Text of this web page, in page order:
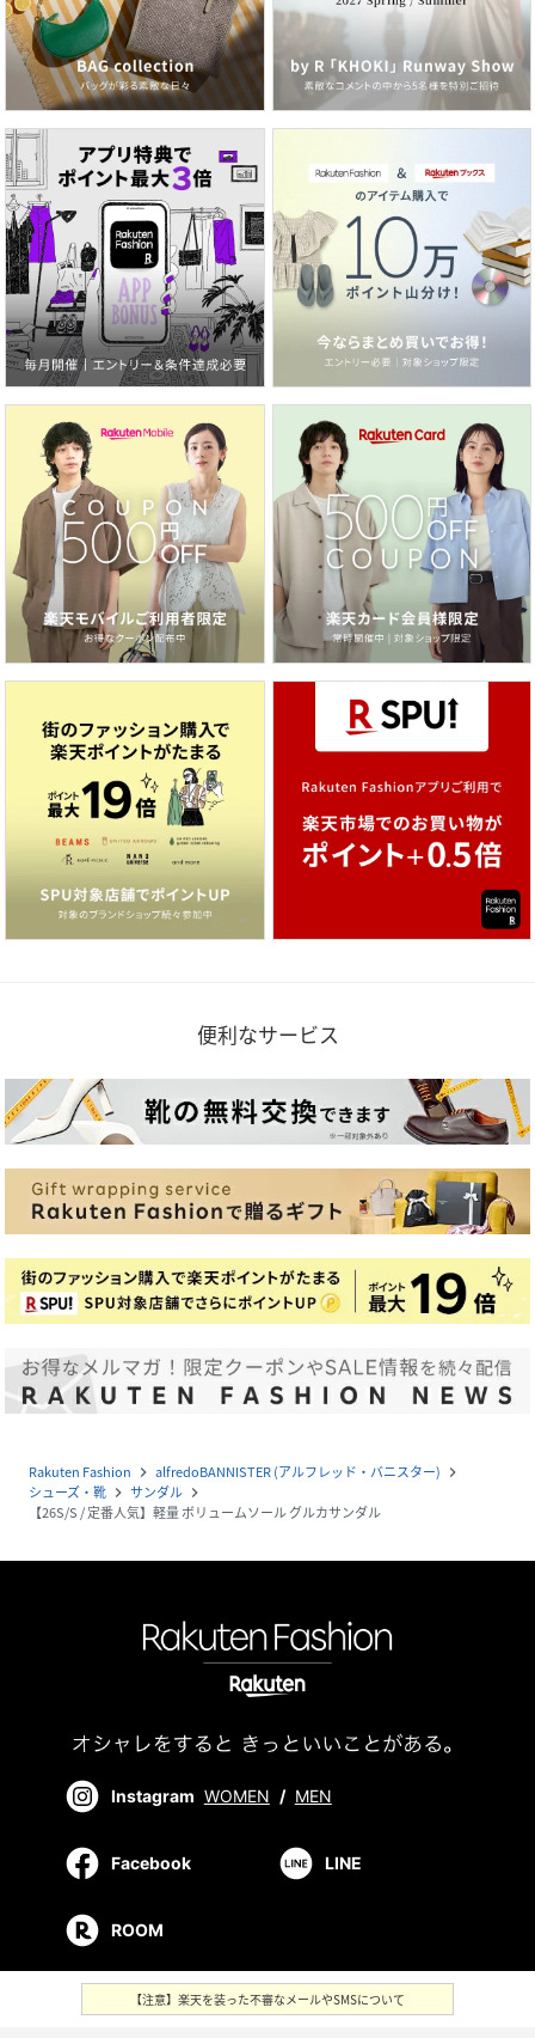
便利なサービス
Rakuten Fashion navigate_next alfredoBANNISTER (アルフレッド・バニスター) navigate_next
シューズ・靴 navigate_next サンダル navigate_next
【26S/S / 定番人気】軽量 ボリュームソール グルカサンダル
Instagram WOMEN / MEN
Facebook LINE
ROOM
【注意】楽天を装った不審なメールやSMSについて